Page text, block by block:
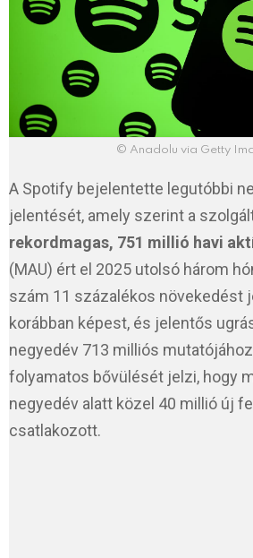
© Anadolu via Getty
A Spotify bejelentette legutóbbi
jelentését, amely szerint a
rekordmagas, 751 millió havi
(MAU) ért el 2025 utolsó három
szám 11 százalékos növekedést
korábban képest, és jelentős
negyedév 713 milliós
folyamatos bővülését jelzi, hogy
negyedév alatt közel 40 millió új
csatlakozott.